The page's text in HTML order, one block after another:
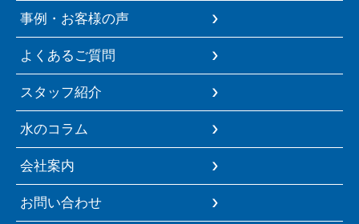
事例・お客様の声
よくあるご質問
スタッフ紹介
水のコラム
会社案内
お問い合わせ